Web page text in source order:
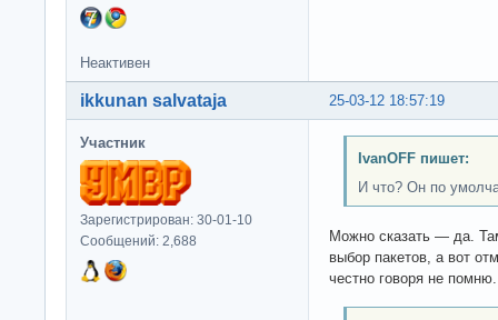
Неактивен
25-03-12 18:57:19
ikkunan salvataja
Участник
Зарегистрирован: 30-01-10
Сообщений: 2,688
IvanOFF пишет:
И что? Он по
Можно сказать — да.
выбор пакетов, а вот
честно говоря не помню.